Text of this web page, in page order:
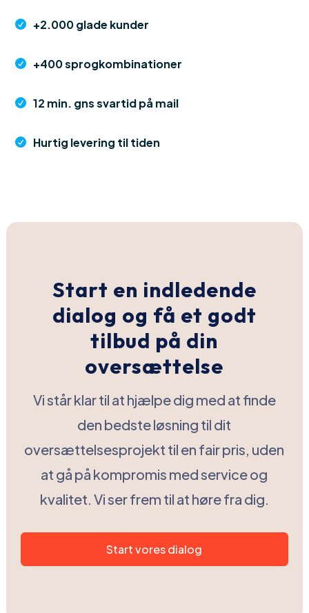
 +2.000 glade kunder
 +400 sprogkombinationer
 12 min. gns svartid på mail
 Hurtig levering til tiden
Start en indledende
dialog og få et godt
tilbud på din
oversættelse
Vi står klar til at hjælpe dig med at finde
den bedste løsning til dit
oversættelsesprojekt til en fair pris, uden
at gå på kompromis med service og
kvalitet. Vi ser frem til at høre fra dig.
Start vores dialog